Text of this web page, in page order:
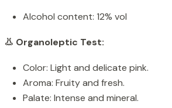
Alcohol content: 12% vol
👃 Organoleptic Test:
Color: Light and delicate pink.
Aroma: Fruity and fresh.
Palate: Intense and mineral.